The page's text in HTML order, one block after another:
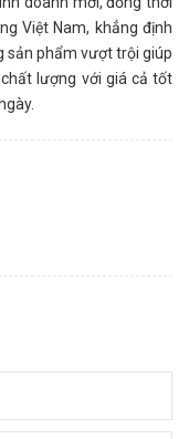
Việt Nam, khẳng định
sản phẩm vượt trội giúp
lượng với giá cả tốt